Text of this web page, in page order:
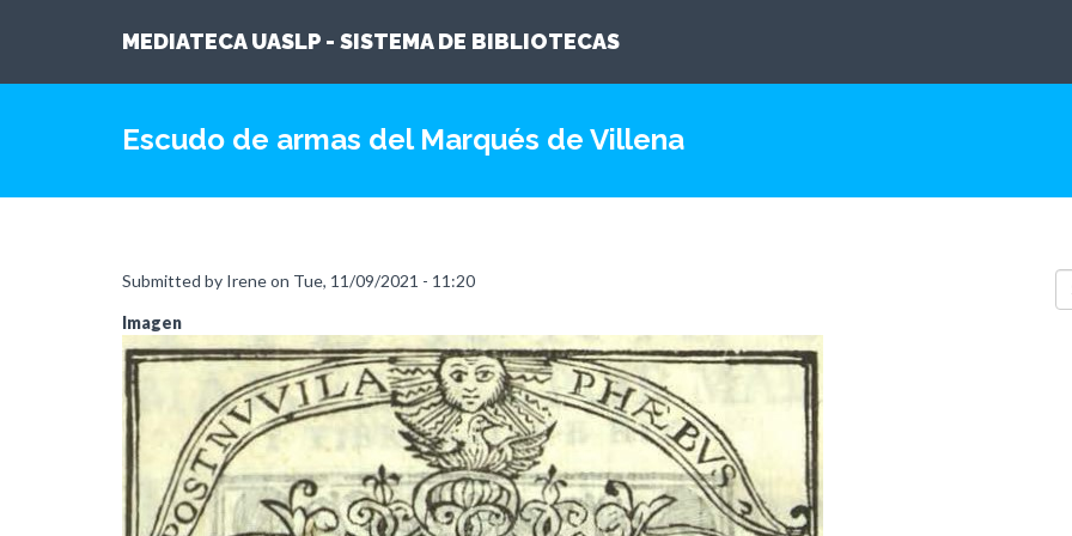
MEDIATECA UASLP - SISTEMA DE BIBLIOTECAS
Escudo de armas del Marqués de Villena
Submitted by Ireneon Tue, 11/09/2021 - 11:20
Imagen